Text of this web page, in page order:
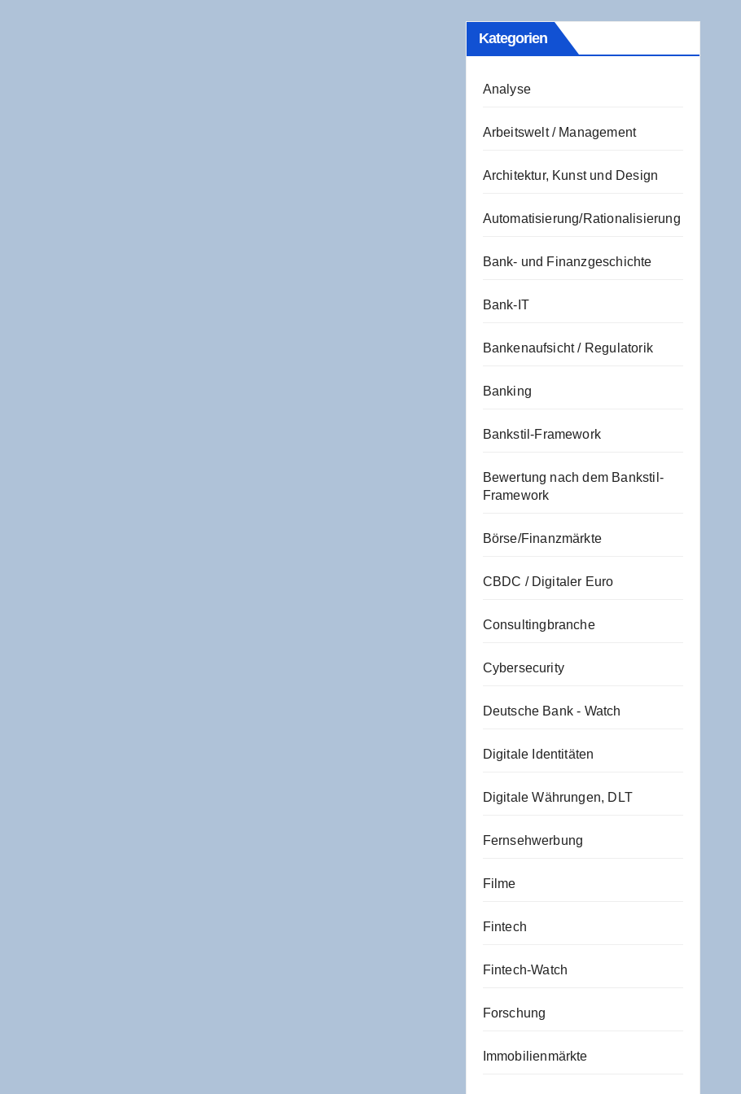
Kate­go­rien
Analyse
Arbeitswelt / Management
Architektur, Kunst und Design
Automatisierung/Rationalisierung
Bank- und Finanzgeschichte
Bank-IT
Bankenaufsicht / Regulatorik
Banking
Bankstil-Framework
Bewertung nach dem Bankstil-
Framework
Börse/Finanzmärkte
CBDC / Digitaler Euro
Consultingbranche
Cybersecurity
Deutsche Bank - Watch
Digitale Identitäten
Digitale Währungen, DLT
Fernsehwerbung
Filme
Fintech
Fintech-Watch
Forschung
Immobilienmärkte